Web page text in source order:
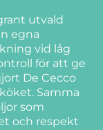
utvald
egna
vid låg
för att ge
De Cecco
Samma
som
och respekt